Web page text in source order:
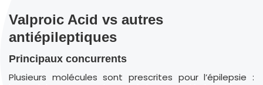
Valproic Acid vs autres
antiépileptiques
Principaux concurrents
Plusieurs molécules sont prescrites pour l’épilepsie :